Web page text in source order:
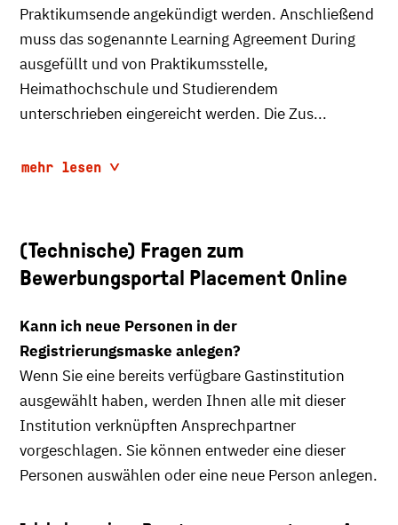
Praktikumsende angekündigt werden. Anschließend
muss das sogenannte Learning Agreement During
ausgefüllt und von Praktikumsstelle,
Heimathochschule und Studierendem
unterschrieben eingereicht werden. Die Zus...
mehr lesen
(Technische) Fragen zum
Bewerbungsportal Placement Online
Kann ich neue Personen in der
Registrierungsmaske anlegen?
Wenn Sie eine bereits verfügbare Gastinstitution
ausgewählt haben, werden Ihnen alle mit dieser
Institution verknüpften Ansprechpartner
vorgeschlagen. Sie können entweder eine dieser
Personen auswählen oder eine neue Person anlegen.